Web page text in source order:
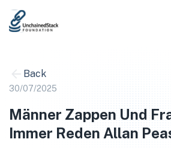
Skip
Back
30/07/2025
Männer Zappen Und
Immer Reden Allan